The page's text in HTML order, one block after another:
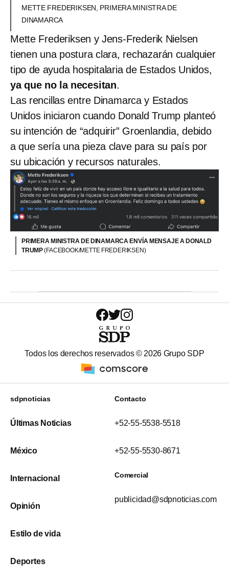
METTE FREDERIKSEN, PRIMERA MINISTRA DE
DINAMARCA
Mette Frederiksen y Jens-Frederik Nielsen
tienen una postura clara, rechazarán cualquier
tipo de ayuda hospitalaria de Estados Unidos,
ya que no la necesitan.
Las rencillas entre Dinamarca y Estados
Unidos iniciaron cuando Donald Trump planteó
su intención de “adquirir” Groenlandia, debido
a que sería una pieza clave para su país por
su ubicación y recursos naturales.
PRIMERA MINISTRA DE DINAMARCA ENVÍA MENSAJE A DONALD
TRUMP(FACEBOOK/METTE FREDERIKSEN)
Todos los derechos reservados © 2026 Grupo SDP
sdpnoticias
Últimas Noticias
México
Internacional
Opinión
Estilo de vida
Deportes
Contacto
+52-55-5538-5518
+52-55-5530-8671
Comercial
publicidad@sdpnoticias.com